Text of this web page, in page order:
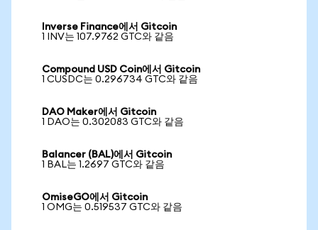
Inverse Finance에서 Gitcoin
1 INV는 107.9762 GTC와 같음
Compound USD Coin에서 Gitcoin
1 CUSDC는 0.296734 GTC와 같음
DAO Maker에서 Gitcoin
1 DAO는 0.302083 GTC와 같음
Balancer (BAL)에서 Gitcoin
1 BAL는 1.2697 GTC와 같음
OmiseGO에서 Gitcoin
1 OMG는 0.519537 GTC와 같음